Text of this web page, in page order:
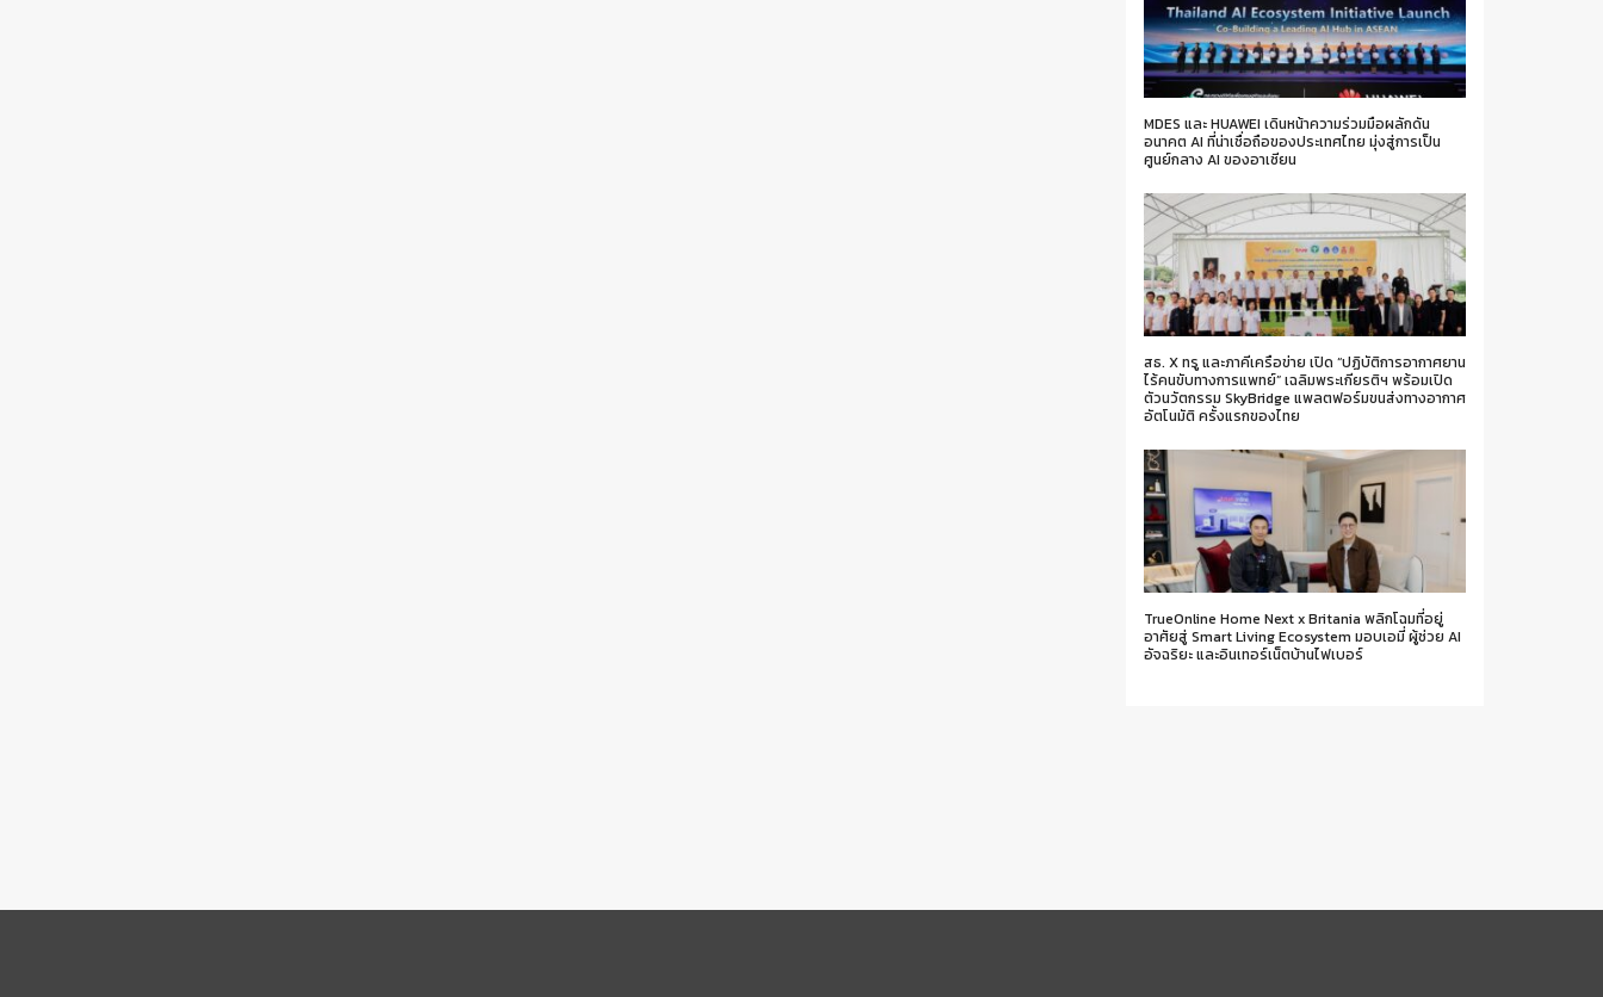
MDES และ HUAWEI เดินหน้าความร่วมมือผลักดัน
อนาคต AI ที่น่าเชื่อถือของประเทศไทย มุ่งสู่การเป็น
ศูนย์กลาง AI ของอาเซียน
สธ. X ทรู และภาคีเครือข่าย เปิด “ปฏิบัติการอากาศยาน
ไร้คนขับทางการแพทย์” เฉลิมพระเกียรติฯ พร้อมเปิด
ตัวนวัตกรรม SkyBridge แพลตฟอร์มขนส่งทางอากาศ
อัตโนมัติ ครั้งแรกของไทย
TrueOnline Home Next x Britania พลิกโฉมที่อยู่
อาศัยสู่ Smart Living Ecosystem มอบเอมี่ ผู้ช่วย AI
อัจฉริยะ และอินเทอร์เน็ตบ้านไฟเบอร์